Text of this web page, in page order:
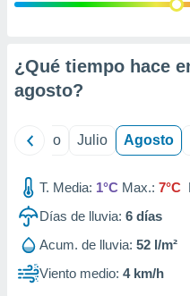
e
mediante
de
1199
¿Qué tiempo hace
agosto?
Junio Julio Agosto
T. Media: 1°C Max.: 7°C
Días de lluvia: 6 días
Acum. de lluvia: 52 l/m²
Viento medio: 4 km/h